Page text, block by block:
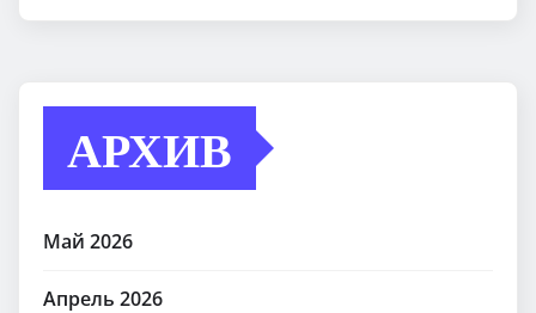
АРХИВ
Май 2026
Апрель 2026